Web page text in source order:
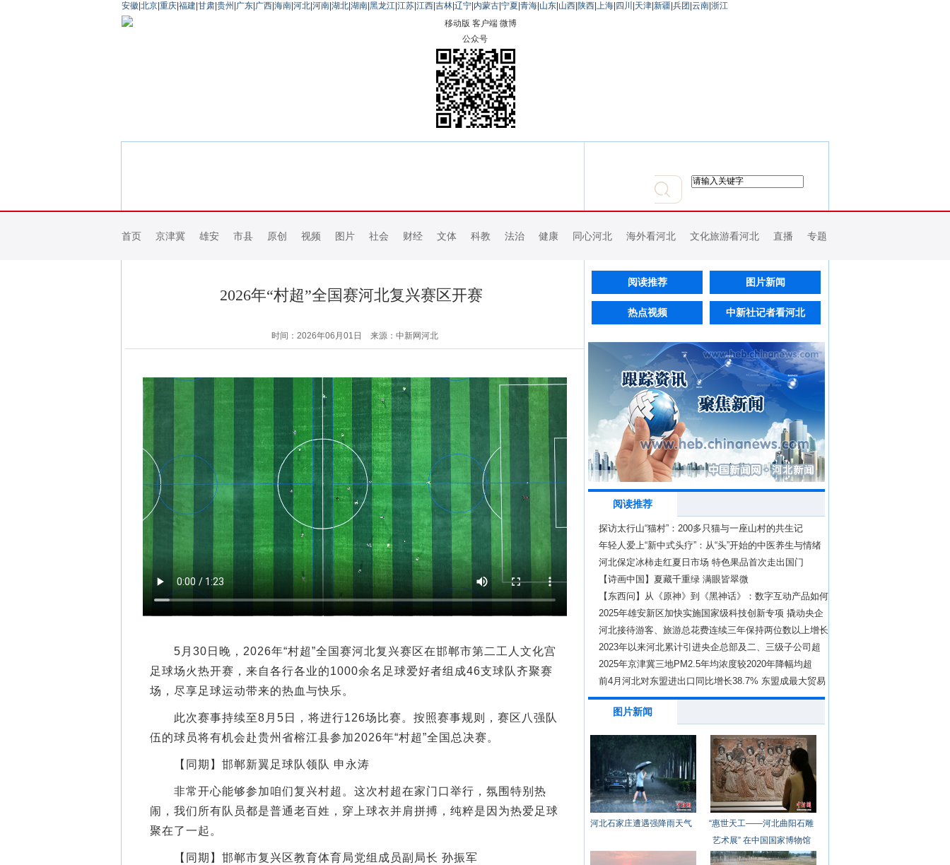
安徽 北京 重庆 福建 甘肃 贵州 广东 广西 海南 河北 河南 湖北 湖南 黑龙江 江苏 江西 吉林 辽宁 内蒙古 宁夏 青海 山东 山西 陕西 上海 四川 天津 新疆 兵团 云南 浙江
移动版 客户端 微博
公众号
首页 京津冀 雄安 市县 原创 视频 图片 社会 财经 文体 科教 法治 健康 同心河北 海外看河北 文化旅游看河北 直播 专题
2026年“村超”全国赛河北复兴赛区开赛
时间：2026年06月01日 来源：中新网河北
5月30日晚，2026年“村超”全国赛河北复兴赛区在邯郸市第二工人文化宫
足球场火热开赛，来自各行各业的1000余名足球爱好者组成46支球队齐聚赛
场，尽享足球运动带来的热血与快乐。
此次赛事持续至8月5日，将进行126场比赛。按照赛事规则，赛区八强队
伍的球员将有机会赴贵州省榕江县参加2026年“村超”全国总决赛。
【同期】邯郸新翼足球队领队 申永涛
非常开心能够参加咱们复兴村超。这次村超在家门口举行，氛围特别热
闹，我们所有队员都是普通老百姓，穿上球衣并肩拼搏，纯粹是因为热爱足球
聚在了一起。
【同期】邯郸市复兴区教育体育局党组成员副局长 孙振军
阅读推荐 图片新闻
热点视频 中新社记者看河北
阅读推荐
探访太行山“猫村”：200多只猫与一座山村的共生记
年轻人爱上“新中式头疗”：从“头”开始的中医养生与情绪
疗愈
河北保定冰柿走红夏日市场 特色果品首次走出国门
【诗画中国】夏藏千重绿 满眼皆翠微
【东西问】从《原神》到《黑神话》：数字互动产品如何
打破文化壁垒？
2025年雄安新区加快实施国家级科技创新专项 撬动央企
等投入5.2亿元
河北接待游客、旅游总花费连续三年保持两位数以上增长
2023年以来河北累计引进央企总部及二、三级子公司超
800家
2025年京津冀三地PM2.5年均浓度较2020年降幅均超
20%以上
前4月河北对东盟进出口同比增长38.7% 东盟成最大贸易
伙伴
图片新闻
河北石家庄遭遇强降雨天气
“惠世天工——河北曲阳石雕
艺术展” 在中国国家博物馆
开幕